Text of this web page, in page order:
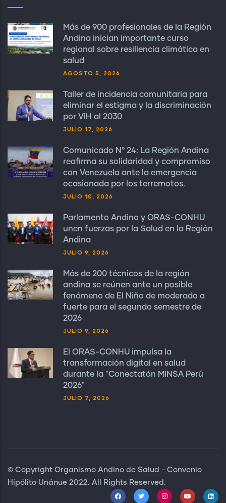
Más de 900 profesionales de la Región
Andina inician importante curso
regional sobre resiliencia climática en
salud
AGOSTO 5, 2026
Taller de incidencia comunitaria para
eliminar el estigma y la discriminación
por VIH al 2030
JULIO 17, 2026
Comunicado N° 24: La Región Andina
reafirma su solidaridad y compromiso
con Venezuela ante la emergencia
ocasionada por los terremotos.
JULIO 10, 2026
Parlamento Andino y ORAS-CONHU
unen fuerzas por la Salud en la Región
Andina
JULIO 9, 2026
Más de 200 técnicos de la región
andina se reúnen ante un posible
fenómeno de El Niño de moderado a
fuerte para el segundo semestre de
2026
JULIO 9, 2026
El ORAS-CONHU impulsa la
transformación digital en salud
durante la "Conectatón MINSA Perú
2026"
JULIO 7, 2026
© Copyright Organismo Andino de Salud - Convenio
Hipólito Unánue 2022. All Rights Reserved.